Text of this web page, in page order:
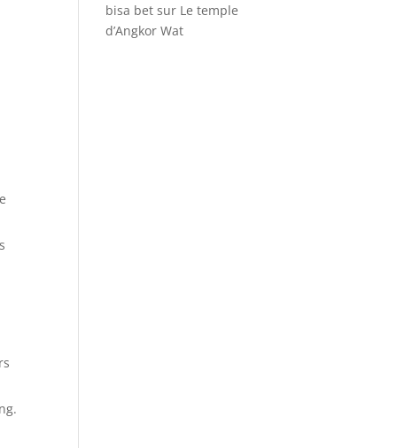
bisa bet sur Le temple
d’Angkor Wat